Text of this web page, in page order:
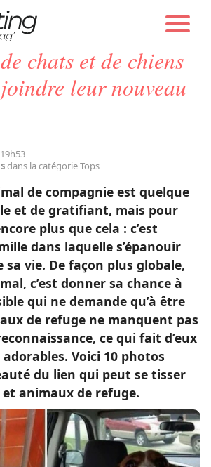
Chien
Faits Divers
Emotion
Tops
Sauvetages
Conso
TOPS
chats et de chiens
leur nouveau
dans la catégorie Tops
de compagnie est quelque
et de gratifiant, mais pour
plus que cela : c’est
dans laquelle s’épanouir
vie. De façon plus globale,
c’est donner sa chance à
qui ne demande qu’à être
de refuge ne manquent pas
ce qui fait d’eux
Voici 10 photos
du lien qui peut se tisser
animaux de refuge.